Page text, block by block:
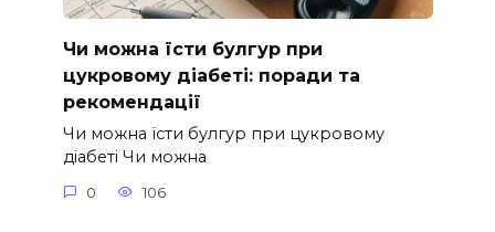
Чи можна їсти булгур при
цукровому діабеті: поради та
рекомендації
Чи можна їсти булгур при цукровому
діабеті Чи можна
0 106